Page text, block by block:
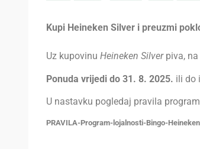
Kupi Heineken Silver i preuzmi
Uz kupovinu Heineken Silverpiva, na
Ponuda vrijedi do 31. 8. 2025. ili do
U nastavku pogledaj pravila
PRAVILA-Program-lojalnosti-Bingo-